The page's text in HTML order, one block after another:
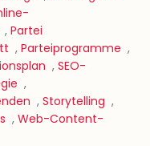
, Partei
, Parteiprogramme ,
, SEO-
,
, Storytelling ,
, Web-Content-